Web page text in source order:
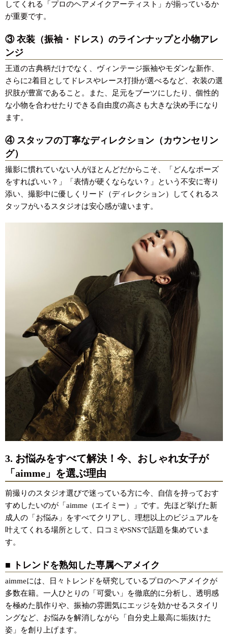
してくれる「プロのヘアメイクアーティスト」が揃っているか
が重要です。
③ 衣装（振袖・ドレス）のラインナップと小物アレ
ンジ
王道の古典柄だけでなく、ヴィンテージ振袖やモダンな新作、
さらに2着目としてドレスやレース打掛が選べるなど、衣装の選
択肢が豊富であること。また、足元をブーツにしたり、個性的
な小物を合わせたりできる自由度の高さも大きな決め手になり
ます。
④ スタッフの丁寧なディレクション（カウンセリン
グ）
撮影に慣れていない人がほとんどだからこそ、「どんなポーズ
をすればいい？」「表情が硬くならない？」という不安に寄り
添い、撮影中に優しくリード（ディレクション）してくれるス
タッフがいるスタジオは安心感が違います。
3. お悩みをすべて解決！今、おしゃれ女子が
「aimme」を選ぶ理由
前撮りのスタジオ選びで迷っている方に今、自信を持っておす
すめしたいのが「aimme（エイミー）」です。先ほど挙げた新
成人の「お悩み」をすべてクリアし、理想以上のビジュアルを
叶えてくれる場所として、口コミやSNSで話題を集めていま
す。
■ トレンドを熟知した専属ヘアメイク
aimmeには、日々トレンドを研究しているプロのヘアメイクが
多数在籍。一人ひとりの「可愛い」を徹底的に分析し、透明感
を極めた肌作りや、振袖の雰囲気にエッジを効かせるスタイリ
ングなど、お悩みを解消しながら「自分史上最高に垢抜けた
姿」を創り上げます。